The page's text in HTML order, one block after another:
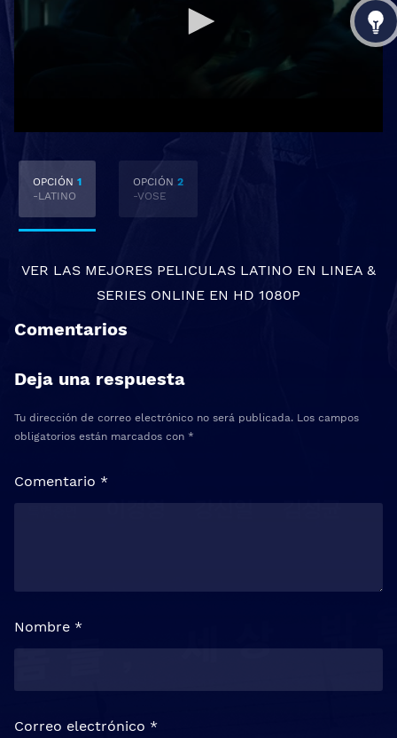
OPCIÓN 1
-LATINO
OPCIÓN 2
-VOSE
VER LAS MEJORES PELICULAS LATINO EN LINEA &
SERIES ONLINE EN HD 1080P
Comentarios
Deja una respuesta
Tu dirección de correo electrónico no será publicada. Los campos
obligatorios están marcados con *
Comentario *
Nombre *
Correo electrónico *